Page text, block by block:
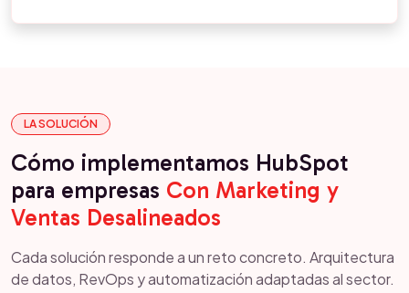
LA SOLUCIÓN
Cómo implementamos HubSpot
para empresas Con Marketing y
Ventas Desalineados
Cada solución responde a un reto concreto. Arquitectura
de datos, RevOps y automatización adaptadas al sector.